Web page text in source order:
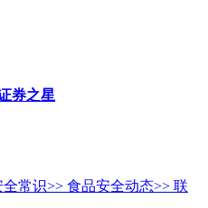
券之星
全常识>> 食品安全动态>> 联